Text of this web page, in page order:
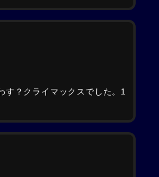
す？クライマックスでした。1